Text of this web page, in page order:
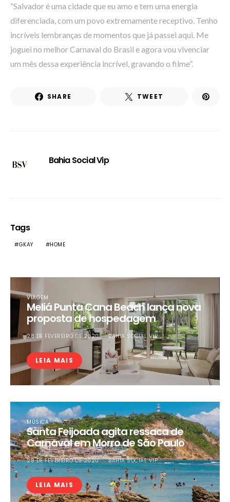
“Salvador é uma cidade que eu amo e tem uma energia
diferenciada, com um povo extremamente receptivo. Tenho
incríveis lembranças de momentos que já passei aqui. Me
joguei no melhor Carnaval do Brasil e agora vou vivenciar
um mês dessa experiência incrível, gravando o filme”.
SHARE TWEET
Bahia Social Vip
Tags
GKAY HOME
VIAGEM
Meliá Punta Cana Beach lança nova
proposta de hospedagem
28 DE FEVEREIRO DE 2020 BAHIA SOCIAL VIP
LEIA MAIS
MÚSICA
Santa Feijoada agita ressaca de
Carnaval em Morro de São Paulo
28 DE FEVEREIRO DE 2020 BAHIA SOCIAL VIP
LEIA MAIS